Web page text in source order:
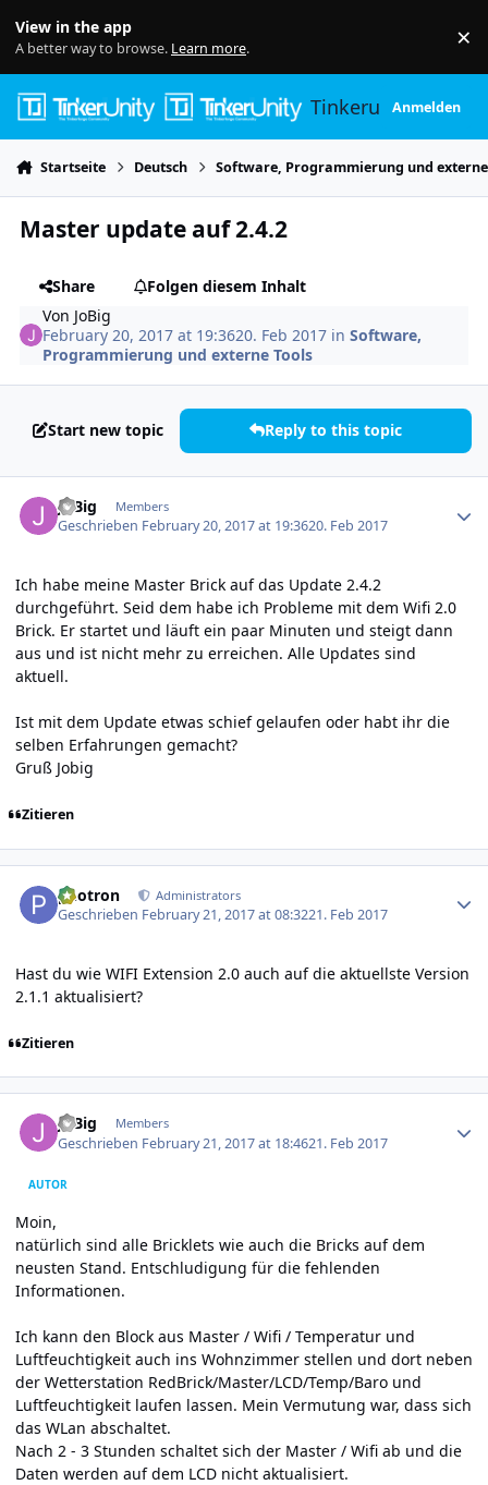
View in the app
A better way to browse. Learn more. ×
TinkerunityAnmelden
Startseite Deutsch Software, Programmierung und
Master update auf 2.4.2
Share
Folgen diesem Inhalt
Von JoBig
February 20, 2017 at 19:3620. Feb 2017 inSoftware,
Programmierung und externe Tools
Start new topic Reply to this topic
JoBig Members
Geschrieben February 20, 2017 at 19:3620. Feb 2017
Ich habe meine Master Brick auf das Update 2.4.2
durchgeführt. Seid dem habe ich Probleme mit dem Wifi 2.0
Brick. Er startet und läuft ein paar Minuten und steigt dann
aus und ist nicht mehr zu erreichen. Alle Updates sind
aktuell.
Ist mit dem Update etwas schief gelaufen oder habt ihr die
selben Erfahrungen gemacht?
Gruß Jobig
Zitieren
photron Administrators
Geschrieben February 21, 2017 at 08:3221. Feb 2017
Hast du wie WIFI Extension 2.0 auch auf die aktuellste Version
2.1.1 aktualisiert?
Zitieren
JoBig Members
Geschrieben February 21, 2017 at 18:4621. Feb 2017
AUTOR
Moin,
natürlich sind alle Bricklets wie auch die Bricks auf dem
neusten Stand. Entschludigung für die fehlenden
Informationen.
Ich kann den Block aus Master / Wifi / Temperatur und
Luftfeuchtigkeit auch ins Wohnzimmer stellen und dort neben
der Wetterstation RedBrick/Master/LCD/Temp/Baro und
Luftfeuchtigkeit laufen lassen. Mein Vermutung war, dass sich
das WLan abschaltet.
Nach 2 - 3 Stunden schaltet sich der Master / Wifi ab und die
Daten werden auf dem LCD nicht aktualisiert.